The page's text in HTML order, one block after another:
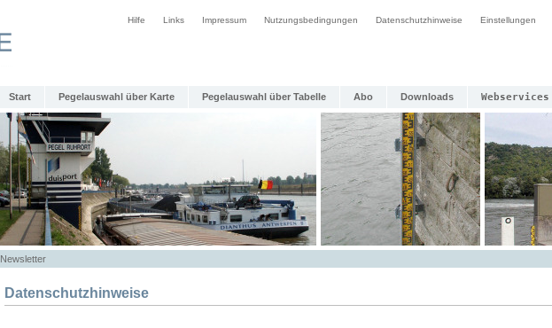
Hilfe Links Impressum Nutzungsbedingungen Datenschutzhinweise Einstellungen
Start Pegelauswahl über Karte Pegelauswahl über Tabelle Abo Downloads Webservices
Newsletter
Datenschutzhinweise